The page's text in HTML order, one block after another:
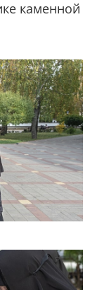
каменной